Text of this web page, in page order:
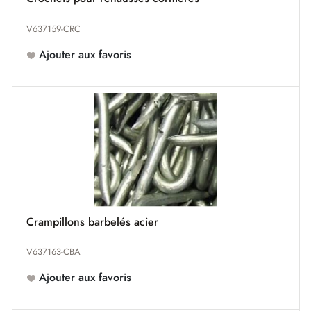
V637159-CRC
Ajouter aux favoris
Crampillons barbelés acier
V637163-CBA
Ajouter aux favoris